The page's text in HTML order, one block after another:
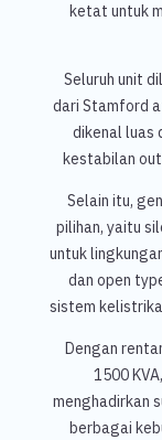
ketat untuk
Seluruh unit
dari Stamford
dikenal luas
kestabilan
Selain itu,
pilihan, yaitu
untuk
dan open
sistem
Dengan
1500
menghadirkan
berbagai